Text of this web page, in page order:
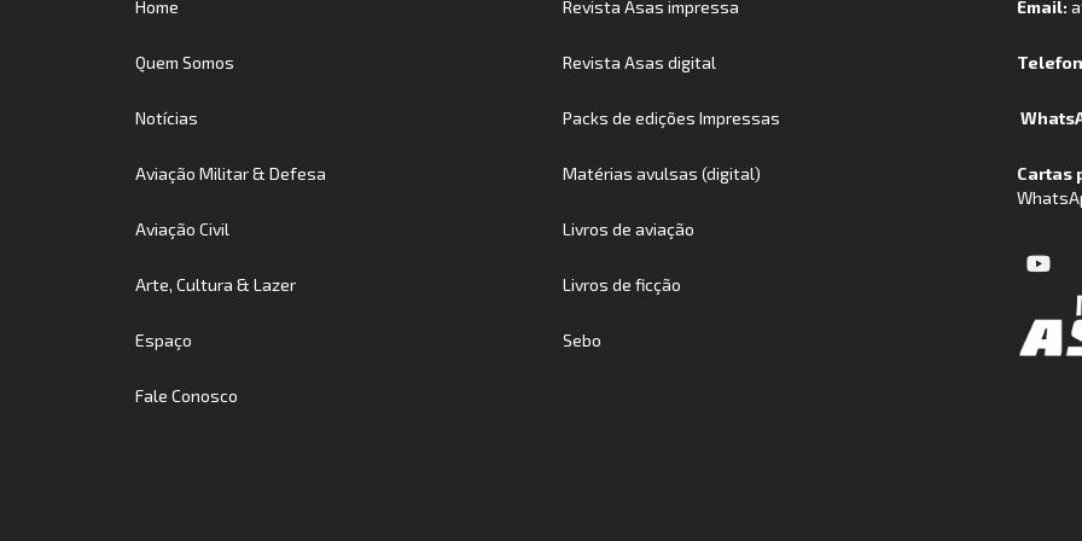
Home
Quem Somos
Notícias
Aviação Militar & Defesa
Aviação Civil
Arte, Cultura & Lazer
Espaço
Fale Conosco
Revista Asas impressa
Revista Asas digital
Packs de edições Impressas
Matérias avulsas (digital)
Livros de aviação
Livros de ficção
Sebo
Email:
Cartas